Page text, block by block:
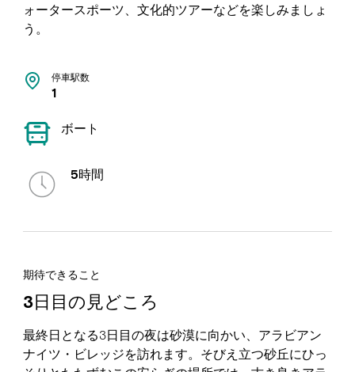
ォータースポーツ、文化的ツアーなどを楽しみましょ
う。
停車駅数
1
ボート
5時間
期待できること
3日目の見どころ
最終日となる3日目の夜は砂漠に向かい、アラビアン
ナイツ・ビレッジを訪れます。そびえ立つ砂丘にひっ